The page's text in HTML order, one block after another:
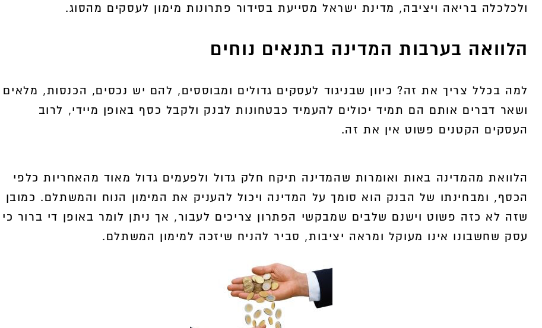
ולכלכלה בריאה ויציבה, מדינת ישראל מסייעת בסידור פתרונות מימון לעסקים מהסוג.
הלוואה בערבות המדינה בתנאים נוחים
למה בכלל צריך את זה? כיוון שבניגוד לעסקים גדולים ומבוססים, להם יש נכסים, הכנסות, מלאים
ושאר דברים אותם הם תמיד יכולים להעמיד כבטחונות לבנק ולקבל כסף באופן מיידי, לרוב
העסקים הקטנים פשוט אין את זה.
הלוואת מהמדינה באות ואומרות שהמדינה תיקח חלק גדול ולפעמים גדול מאוד מהאחריות כלפי
הכסף, ומבחינתו של הבנק הוא סומך על המדינה ויכול להעניק את המימון הנוח והמשתלם. כמובן
שזה לא כזה פשוט וישנם שלבים שמבקשי הפתרון צריכים לעבור, אך ניתן לומר באופן די ברור כי
עסק שחשבונו אינו מעוקל ומראה יציבות, סביר להניח שיזכה למימון המשתלם.